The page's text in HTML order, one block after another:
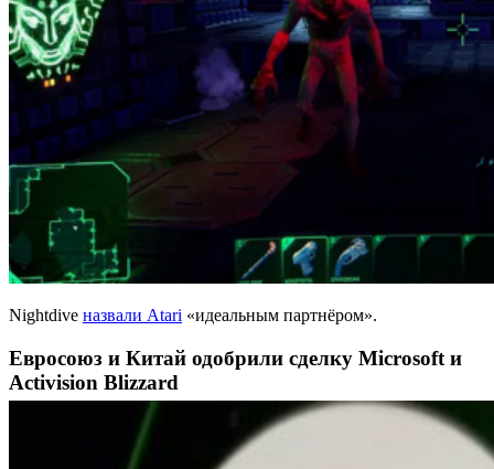
Nightdive назвали Atari «идеальным партнёром».
Евросоюз и Китай одобрили сделку Microsoft и
Activision Blizzard